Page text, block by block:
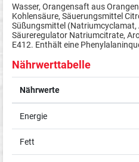
Wasser, Orangensaft aus
Kohlensäure, Säuerungsmittel
Süßungsmittel (Natriumcyclamat,
Säureregulator Natriumcitrate,
E412. Enthält eine
Nährwerttabelle
Nährwerte
Energie
Fett